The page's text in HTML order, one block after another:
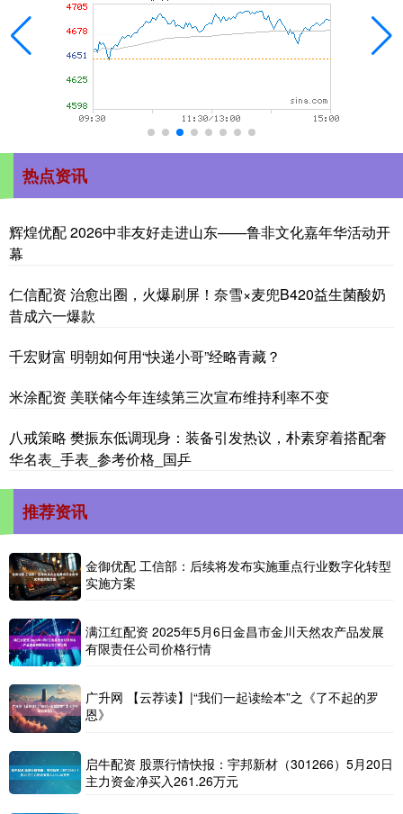
热点资讯
辉煌优配 2026中非友好走进山东——鲁非文化嘉年华活动开
幕
仁信配资 治愈出圈，火爆刷屏！奈雪×麦兜B420益生菌酸奶
昔成六一爆款
千宏财富 明朝如何用“快递小哥”经略青藏？
米涂配资 美联储今年连续第三次宣布维持利率不变
八戒策略 樊振东低调现身：装备引发热议，朴素穿着搭配奢
华名表_手表_参考价格_国乒
推荐资讯
金御优配 工信部：后续将发布实施重点行业数字化转型
实施方案
满江红配资 2025年5月6日金昌市金川天然农产品发展
有限责任公司价格行情
广升网 【云荐读】|“我们一起读绘本”之《了不起的罗
恩》
启牛配资 股票行情快报：宇邦新材（301266）5月20日
主力资金净买入261.26万元